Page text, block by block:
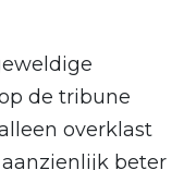
de tribune
overklast
beter